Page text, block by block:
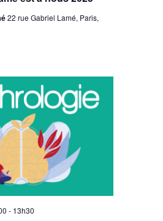
22 rue Gabriel Lamé, Paris,
- 13h30